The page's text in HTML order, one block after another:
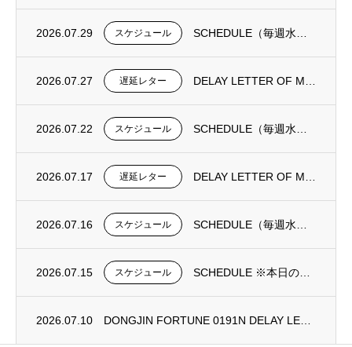
2026.07.29 スケジュール
2026.07.27 遅延レター
2026.07.22 スケジュール
2026.07.17 遅延レター
2026.07.16 スケジュール
2026.07.15 スケジュール
2026.07.10